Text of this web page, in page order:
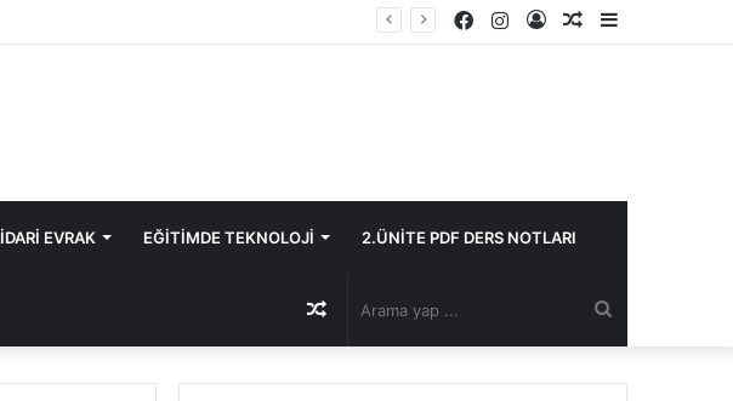
Rastgele
Kayıt
Instagram
Facebook
İDARİ EVRAK EĞİTİMDE TEKNOLOJİ 2.ÜNİTE PDF DERS NOTLARI
yap
Rastgele
Makale